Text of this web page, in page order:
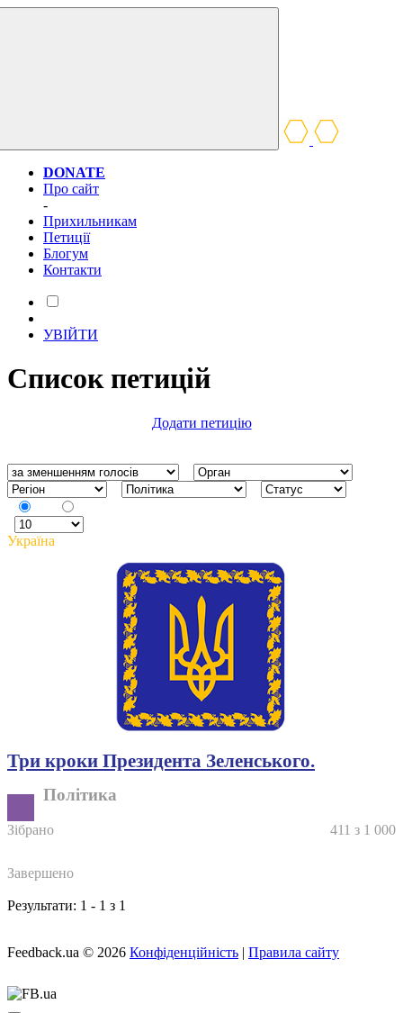
DONATE
Про сайт
-
Прихильникам
Петиції
Блогум
Контакти
УВІЙТИ
Список петицій
Додати петицію
Україна
Три кроки Президента Зеленського.
Політика
Зібрано 411 з 1 000
Завершено
Результати: 1 - 1 з 1
Feedback.ua © 2026 Конфіденційність | Правила сайту